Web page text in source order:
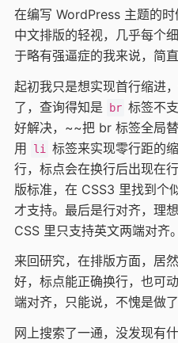
在编写 WordPress 主题的
中文排版的轻视，几乎每个
于略有强逼症的我来说，简直
起初我只是想实现首行缩进
了，查询得知是
br 标签不
好解决，~~把 br 标签全局
用
li
标签来实现零行距的
行，标点会在换行后出现在
版标准，在 CSS3 里找到个
才支持。最后是行对齐，理
CSS 里只支持英文两端对齐。
来回研究，在排版方面，居
好，标点能正确换行，也可
端对齐，只能说，不愧是做
网上搜索了一通，没发现有